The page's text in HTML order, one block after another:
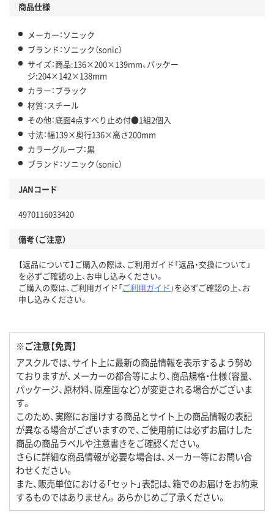
商品仕様
メーカー：ソニック
ブランド：ソニック（sonic）
サイズ：商品:136×200×139mm、パッケー
ジ:204×142×138mm
カラー：ブラック
材質：スチール
その他：底面4点すべり止め付●1組2個入
寸法：幅139×奥行136×高さ200mm
カラーグループ：黒
ブランド：ソニック（sonic）
JANコード
4970116033420
備考（ご注意）
【返品について】ご購入の際は、ご利用ガイド「返品・交換について」
を必ずご確認の上、お申し込みください。
ご購入の際は、ご利用ガイド「ご利用ガイド 」を必ずご確認の上、お
申し込みください。
※ご注意【免責】
アスクルでは、サイト上に最新の商品情報を表示するよう努め
ておりますが、メーカーの都合等により、商品規格・仕様（容量、
パッケージ、原材料、原産国など）が変更される場合がございま
す。
このため、実際にお届けする商品とサイト上の商品情報の表記
が異なる場合がございますので、ご使用前には必ずお届けした
商品の商品ラベルや注意書きをご確認ください。
さらに詳細な商品情報が必要な場合は、メーカー等にお問い合
わせください。
また、販売単位における「セット」表記は、箱でのお届けをお約束
するものではありません。あらかじめご了承ください。